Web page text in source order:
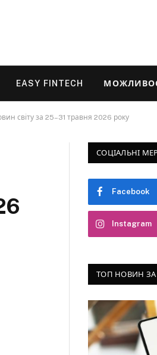
EASY FINTECH
світу за 25–31 травня 2026 року
СОЦІАЛЬНІ
Facebook
Instagram
ТОП НОВИН